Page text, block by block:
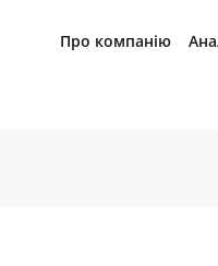
Про компанію